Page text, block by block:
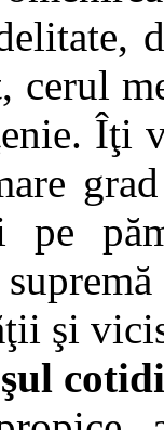
cerul
Îţi
pe
şi